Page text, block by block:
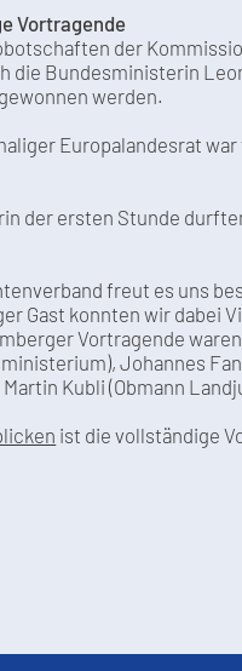
Vortragende
der
die Bundesministerin
werden.
Europalandesrat
der ersten Stunde
freut es uns
Gast konnten wir dabei
Vortragende
Johannes
Kubli (Obmann
ist die vollständige